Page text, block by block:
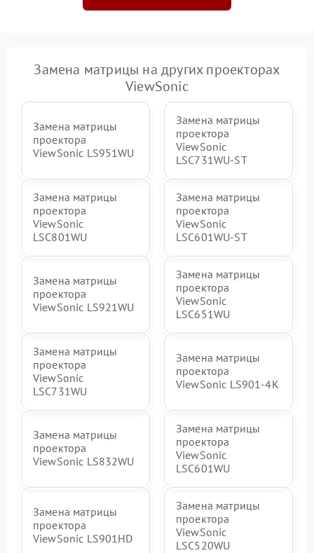
Замена матрицы на других проекторах
ViewSonic
Замена матрицы
проектора
ViewSonic LS951WU
Замена матрицы
проектора
ViewSonic
LSC731WU-ST
Замена матрицы
проектора
ViewSonic
LSC801WU
Замена матрицы
проектора
ViewSonic
LSC601WU-ST
Замена матрицы
проектора
ViewSonic LS921WU
Замена матрицы
проектора
ViewSonic
LSC651WU
Замена матрицы
проектора
ViewSonic
LSC731WU
Замена матрицы
проектора
ViewSonic LS901-4K
Замена матрицы
проектора
ViewSonic LS832WU
Замена матрицы
проектора
ViewSonic
LSC601WU
Замена матрицы
проектора
ViewSonic LS901HD
Замена матрицы
проектора
ViewSonic
LSC520WU